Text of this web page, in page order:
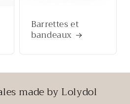
Barrettes et
bandeaux
made by Lolydol